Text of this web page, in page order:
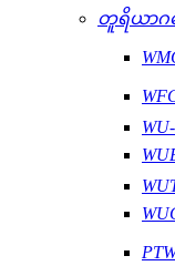
တူရိယာဂ